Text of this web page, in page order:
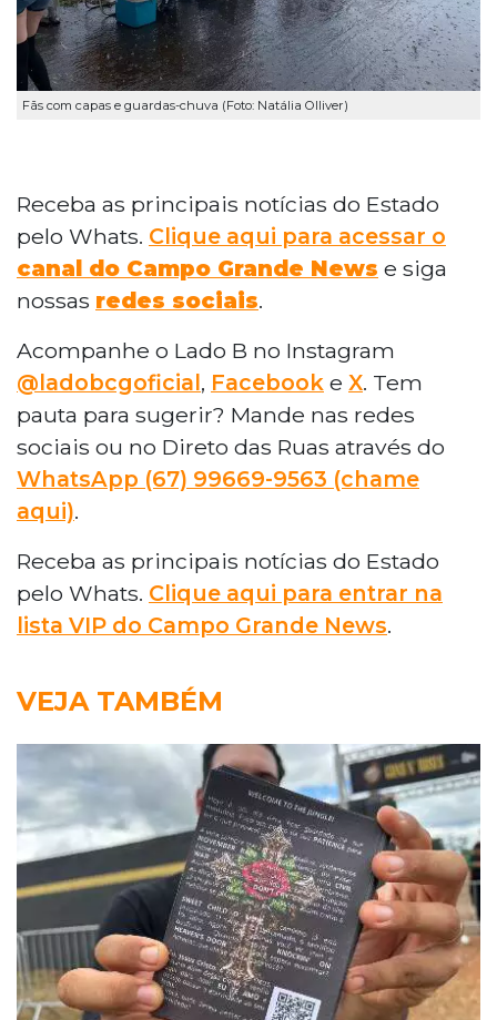
Fãs com capas e guardas-chuva (Foto: Natália Olliver)
Receba as principais notícias do Estado
pelo Whats. Clique aqui para acessar o
canal do Campo Grande News e siga
nossas redes sociais.
Acompanhe o Lado B no Instagram
@ladobcgoficial, Facebook e X. Tem
pauta para sugerir? Mande nas redes
sociais ou no Direto das Ruas através do
WhatsApp (67) 99669-9563 (chame
aqui).
Receba as principais notícias do Estado
pelo Whats. Clique aqui para entrar na
lista VIP do Campo Grande News.
VEJA TAMBÉM